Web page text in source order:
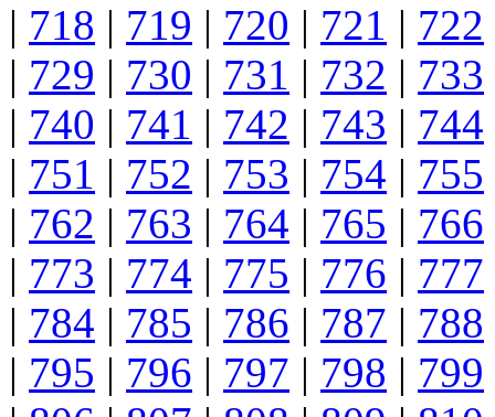
| 718 | 719 | 720 | 721 | 722
| 729 | 730 | 731 | 732 | 733
| 740 | 741 | 742 | 743 | 744
| 751 | 752 | 753 | 754 | 755
| 762 | 763 | 764 | 765 | 766
| 773 | 774 | 775 | 776 | 777
| 784 | 785 | 786 | 787 | 788
| 795 | 796 | 797 | 798 | 799